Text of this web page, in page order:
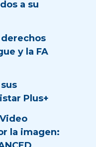
a su
y la FA
Plus+
la imagen: